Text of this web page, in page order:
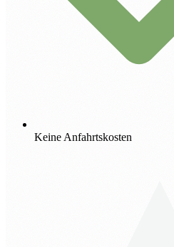
Keine Anfahrtskosten